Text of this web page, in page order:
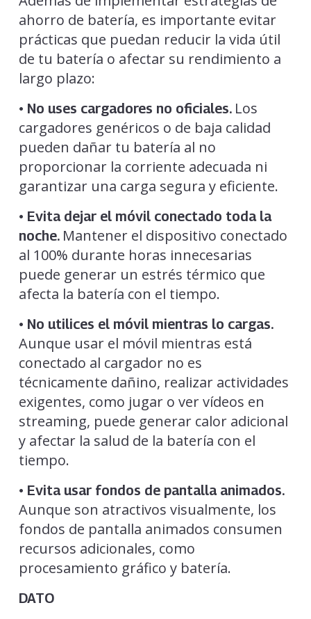
ahorro de batería, es importante evitar
prácticas que puedan reducir la vida útil
de tu batería o afectar su rendimiento a
largo plazo:
• No uses cargadores no oficiales. Los
cargadores genéricos o de baja calidad
pueden dañar tu batería al no
proporcionar la corriente adecuada ni
garantizar una carga segura y eficiente.
• Evita dejar el móvil conectado toda la
noche. Mantener el dispositivo conectado
al 100% durante horas innecesarias
puede generar un estrés térmico que
afecta la batería con el tiempo.
• No utilices el móvil mientras lo cargas.
Aunque usar el móvil mientras está
conectado al cargador no es
técnicamente dañino, realizar actividades
exigentes, como jugar o ver vídeos en
streaming, puede generar calor adicional
y afectar la salud de la batería con el
tiempo.
• Evita usar fondos de pantalla animados.
Aunque son atractivos visualmente, los
fondos de pantalla animados consumen
recursos adicionales, como
procesamiento gráfico y batería.
DATO